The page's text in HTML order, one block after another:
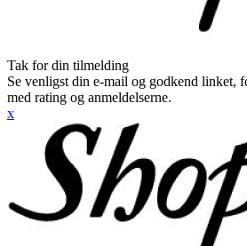
Tak for din tilmelding
Se venligst din e-mail og godkend linket,
med rating og anmeldelserne.
x